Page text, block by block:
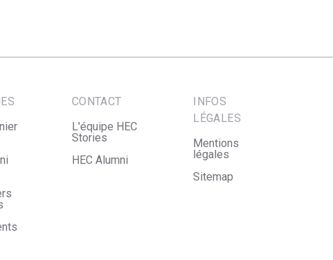
CONTACT
L'équipe HEC
Stories
HEC Alumni
INFOS
LÉGALES
Mentions
légales
Sitemap